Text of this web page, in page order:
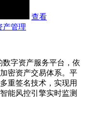
查看
产管理
数字资产服务平台，依
密资产交易体系。平
重签名技术，实现用
能风控引擎实时监测